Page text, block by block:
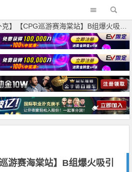
CPG巡游赛海棠站】B组爆火吸引511位选手参赛，施岳春坐拥297200记分牌携手179人晋级
游赛海棠站】B组爆火吸引